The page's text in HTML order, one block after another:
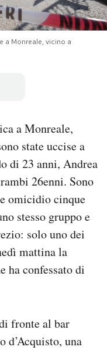
a Monreale, vicino a
a Monreale,
state uccise a
di 23 anni, Andrea
26enni. Sono
omicidio cinque
stesso gruppo e
solo uno dei
mattina la
ha confessato di
fronte al bar
d’Acquisto, una